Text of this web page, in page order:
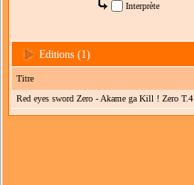
Interprète
Editions (1)
Titre
Red eyes sword Zero - Akame ga Kill ! Zero T.4